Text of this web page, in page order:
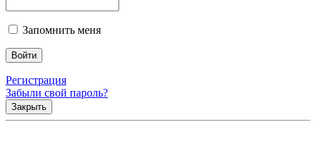
Запомнить меня
Регистрация
Забыли свой пароль?
Закрыть